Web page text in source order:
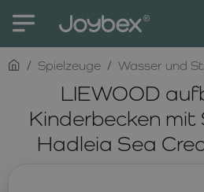
LIEWOOD
Kinderbecken
Hadleia Sea
homeSpielzeuge Wasser und